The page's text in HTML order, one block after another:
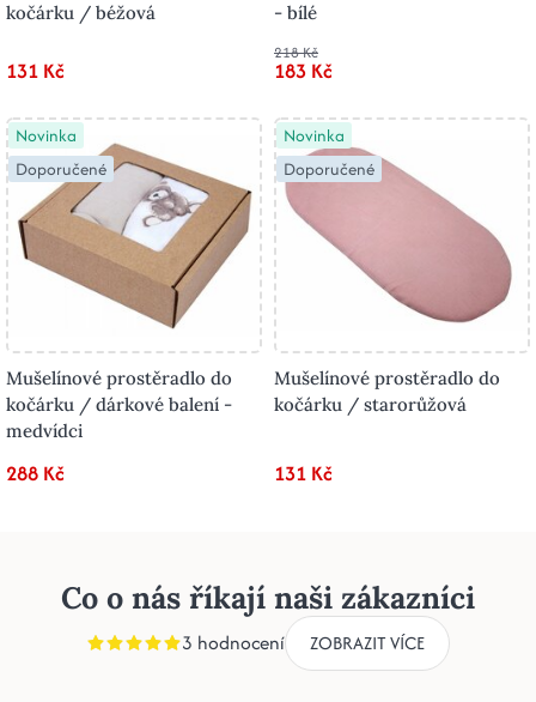
kočárku / béžová
131 Kč
- bílé
218 Kč
183 Kč
Novinka
Doporučené
Mušelínové prostěradlo do
kočárku / dárkové balení -
medvídci
288 Kč
Novinka
Doporučené
Mušelínové prostěradlo do
kočárku / starorůžová
131 Kč
Co o nás říkají naši zákazníci
3 hodnocení ZOBRAZIT VÍCE